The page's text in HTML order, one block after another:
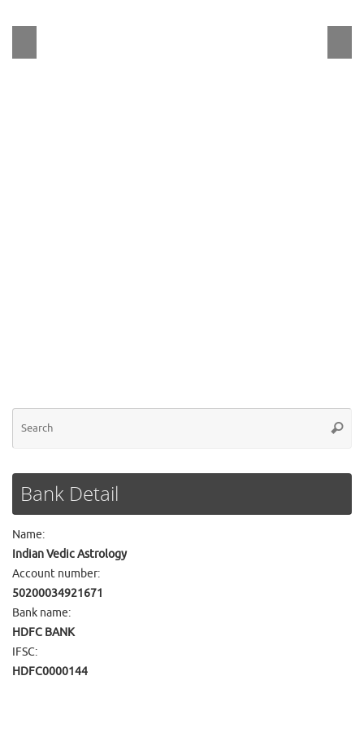
Bank Detail
Name:
Indian Vedic Astrology
Account number:
50200034921671
Bank name:
HDFC BANK
IFSC:
HDFC0000144